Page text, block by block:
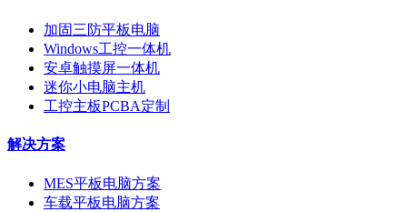
加固三防平板电脑
Windows工控一体机
安卓触摸屏一体机
迷你小电脑主机
工控主板PCBA定制
解决方案
MES平板电脑方案
车载平板电脑方案